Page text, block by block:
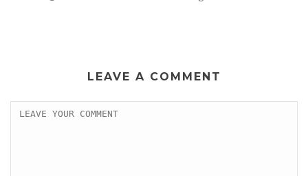
LEAVE A COMMENT